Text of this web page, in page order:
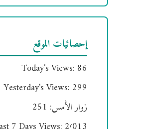
إحصائيات الموقع
Today's Views: 86
Yesterday's Views: 299
زوار الأمس: 251